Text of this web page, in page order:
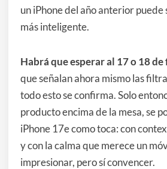
un iPhone del año anterior puede
más inteligente.
Habrá que esperar al 17 o 18
que señalan ahora mismo las
todo esto se confirma. Solo
producto encima de la mesa, se
iPhone 17e como toca: con
y con la calma que merece un
impresionar, pero sí convencer.